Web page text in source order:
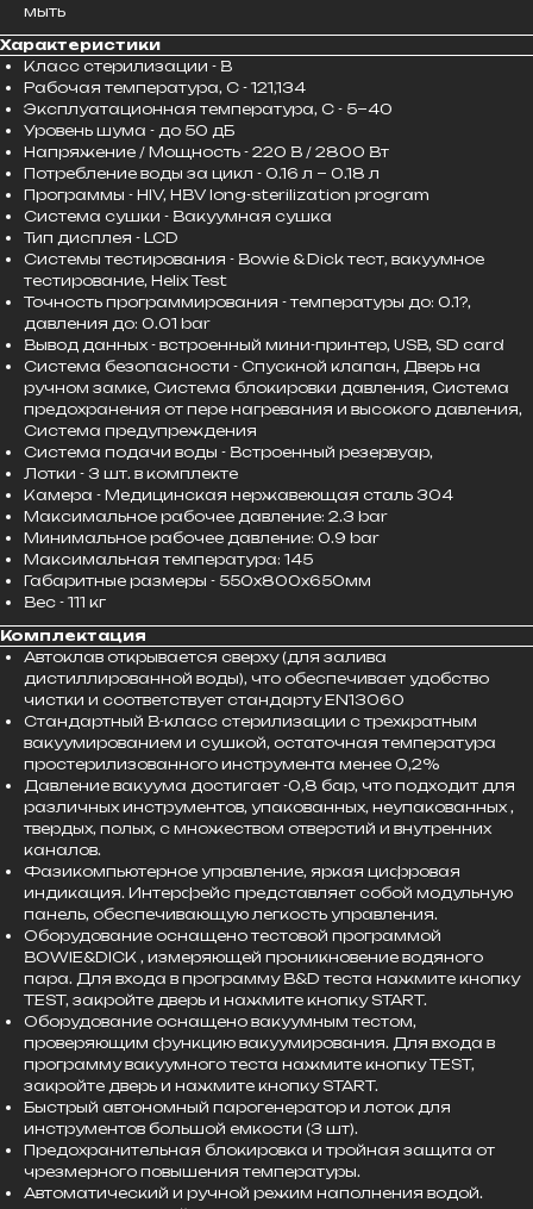
мыть
Характеристики
Класс стерилизации - B
Рабочая температура, С - 121,134
Эксплуатационная температура, С - 5~40
Уровень шума - до 50 дБ
Напряжение / Мощность - 220 В / 2800 Вт
Потребление воды за цикл - 0.16 л ~ 0.18 л
Программы - HIV, HBV long-sterilization program
Система сушки - Вакуумная сушка
Тип дисплея - LCD
Системы тестирования - Bowie & Dick тест, вакуумное
тестирование, Helix Test
Точность программирования - температуры до: 0.1?,
давления до: 0.01 bar
Вывод данных - встроенный мини-принтер, USB, SD card
Система безопасности - Спускной клапан, Дверь на
ручном замке, Система блокировки давления, Система
предохранения от пере нагревания и высокого давления,
Система предупреждения
Система подачи воды - Встроенный резервуар,
Лотки - 3 шт. в комплекте
Камера - Медицинская нержавеющая сталь 304
Максимальное рабочее давление: 2.3 bar
Минимальное рабочее давление: 0.9 bar
Максимальная температура: 145
Габаритные размеры - 550x800x650мм
Вес - 111 кг
Комплектация
Автоклав открывается сверху (для залива
дистиллированной воды), что обеспечивает удобство
чистки и соответствует стандарту EN13060
Стандартный В-класс стерилизации с трехкратным
вакуумированием и сушкой, остаточная температура
простерилизованного инструмента менее 0,2%
Давление вакуума достигает -0,8 бар, что подходит для
различных инструментов, упакованных, неупакованных ,
твердых, полых, с множеством отверстий и внутренних
каналов.
Фазикомпьютерное управление, яркая цифровая
индикация. Интерфейс представляет собой модульную
панель, обеспечивающую легкость управления.
Оборудование оснащено тестовой программой
BOWIE&DICK , измеряющей проникновение водяного
пара. Для входа в программу B&D теста нажмите кнопку
TEST, закройте дверь и нажмите кнопку START.
Оборудование оснащено вакуумным тестом,
проверяющим функцию вакуумирования. Для входа в
программу вакуумного теста нажмите кнопку TEST,
закройте дверь и нажмите кнопку START.
Быстрый автономный парогенератор и лоток для
инструментов большой емкости (3 шт).
Предохранительная блокировка и тройная защита от
чрезмерного повышения температуры.
Автоматический и ручной режим наполнения водой.